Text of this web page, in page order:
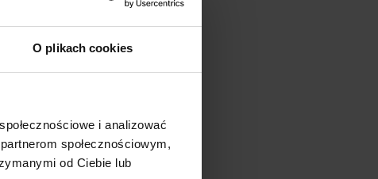
O plikach cookies
i analizować
społecznościowym,
od Ciebie lub